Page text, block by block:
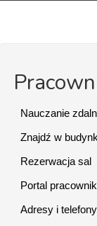
Nauczanie
Znajdź w
Rezerwacja sal
Portal
Adresy i telefony